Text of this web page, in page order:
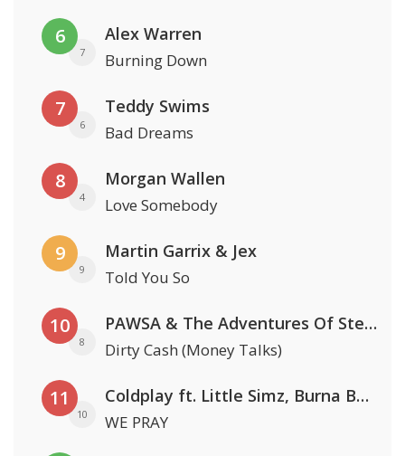
6
7
Alex Warren
Burning Down
7
6
Teddy Swims
Bad Dreams
8
4
Morgan Wallen
Love Somebody
9
9
Martin Garrix & Jex
Told You So
10
8
PAWSA & The Adventures Of Stevie V
Dirty Cash (Money Talks)
11
10
Coldplay ft. Little Simz, Burna Boy, Elyanna & Tini
WE PRAY